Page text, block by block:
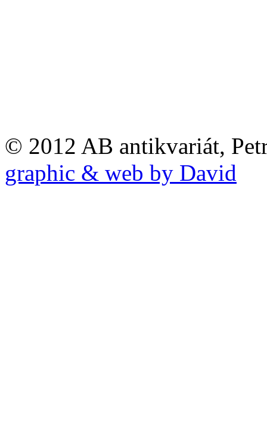
© 2012 AB antikvariát,
graphic & web by David